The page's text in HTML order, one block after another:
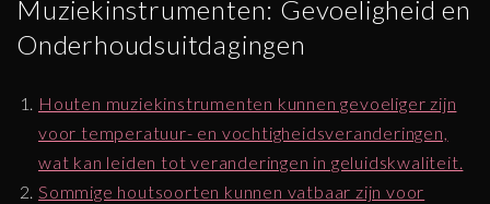
Muziekinstrumenten: Gevoeligheid en
Onderhoudsuitdagingen
Houten muziekinstrumenten kunnen gevoeliger zijn
voor temperatuur- en vochtigheidsveranderingen,
wat kan leiden tot veranderingen in geluidskwaliteit.
Sommige houtsoorten kunnen vatbaar zijn voor